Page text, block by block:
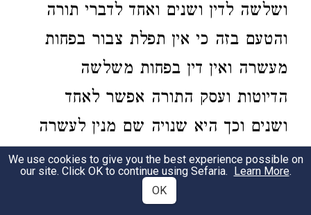
ושלשה לדין ושנים ואחד לדברי תורה
והטעם בזה כי אין תפלת צבור בפחות
מעשרה ואין דין בפחות משלשה
הדיוטות ועסק התורה אפשר לאחד
ושנים וכך היא שנויה שם מנין לעשרה
שמתפללין ששכינה שרויה עמהם שנא'
אלהים נצב בעדת אל ומנין לשלשה
We use cookies to give you the best experience possible on
our site. Click OK to continue using Sefaria. Learn More.
OK